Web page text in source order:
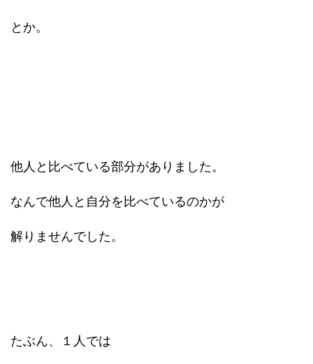
とか。
他人と比べている部分がありました。
なんで他人と自分を比べているのかが
解りませんでした。
たぶん、１人では